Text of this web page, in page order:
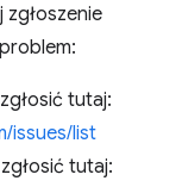
tutaj:
issues/list
tutaj: